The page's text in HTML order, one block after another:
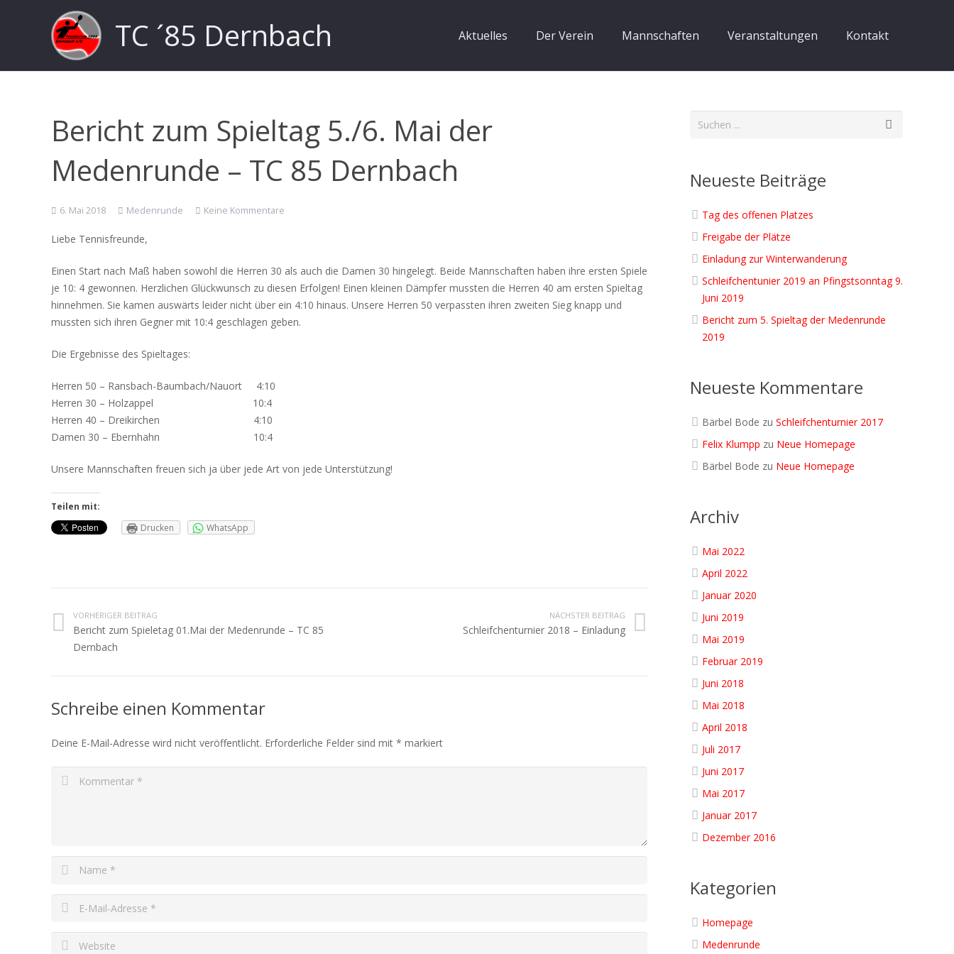
TC ´85 Dernbach Aktuelles Der Verein Mannschaften Veranstaltungen Kontakt
Bericht zum Spieltag 5./6. Mai der
Medenrunde – TC 85 Dernbach
6. Mai 2018 Medenrunde Keine Kommentare
Liebe Tennisfreunde,
Einen Start nach Maß haben sowohl die Herren 30 als auch die Damen 30 hingelegt. Beide Mannschaften haben ihre ersten Spiele
je 10: 4 gewonnen. Herzlichen Glückwunsch zu diesen Erfolgen! Einen kleinen Dämpfer mussten die Herren 40 am ersten Spieltag
hinnehmen. Sie kamen auswärts leider nicht über ein 4:10 hinaus. Unsere Herren 50 verpassten ihren zweiten Sieg knapp und
mussten sich ihren Gegner mit 10:4 geschlagen geben.
Die Ergebnisse des Spieltages:
Herren 50 – Ransbach-Baumbach/Nauort 4:10
Herren 30 – Holzappel 10:4
Herren 40 – Dreikirchen 4:10
Damen 30 – Ebernhahn 10:4
Unsere Mannschaften freuen sich ja über jede Art von jede Unterstützung!
Teilen mit:
Drucken
WhatsApp
VORHERIGER BEITRAG
Bericht zum Spieletag 01.Mai der Medenrunde – TC 85
Dernbach
NÄCHSTER BEITRAG
Schleifchenturnier 2018 – Einladung
Schreibe einen Kommentar
Deine E-Mail-Adresse wird nicht veröffentlicht. Erforderliche Felder sind mit * markiert
Neueste Beiträge
Tag des offenen Platzes
Freigabe der Plätze
Einladung zur Winterwanderung
Schleifchentunier 2019 an Pfingstsonntag 9.
Juni 2019
Bericht zum 5. Spieltag der Medenrunde
2019
Neueste Kommentare
Bärbel Bode zu Schleifchenturnier 2017
Felix Klumpp zu Neue Homepage
Bärbel Bode zu Neue Homepage
Archiv
Mai 2022
April 2022
Januar 2020
Juni 2019
Mai 2019
Februar 2019
Juni 2018
Mai 2018
April 2018
Juli 2017
Juni 2017
Mai 2017
Januar 2017
Dezember 2016
Kategorien
Homepage
Medenrunde